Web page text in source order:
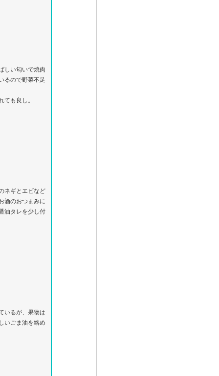
しい匂いで焼肉
るので野菜不足
も良し。
ネギとエビなど
酒のおつまみに
油タレを少し付
いるが、果物は
いごま油を絡め